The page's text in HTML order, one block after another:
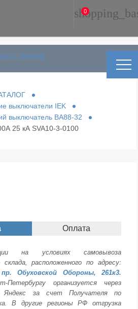
звонок
0
выключатели IEK
выключатель ВА88-32
25 кА SVA10-3-0100
Оплата
на условиях самовывоза
расположенного по адресу:
Обуховской Обороны, 261к3.
организуется через
Яндекс за счет Получателя по
В другие регионы РФ отгрузка